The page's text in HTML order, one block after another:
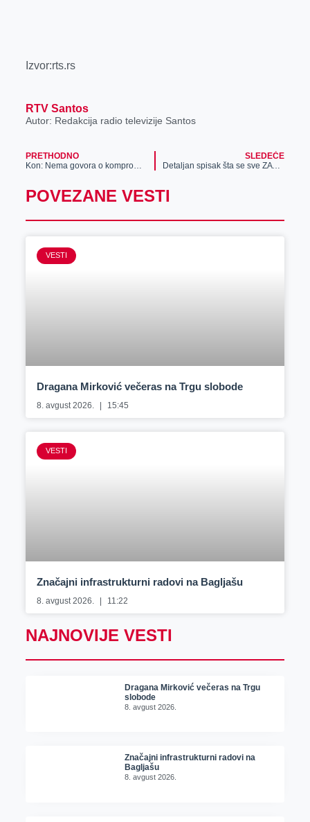
Izvor:rts.rs
RTV Santos
Autor: Redakcija radio televizije Santos
PRETHODNO
Kon: Nema govora o kompromisu, strože mere nemaju alternativu
SLEDEĆE
Detaljan spisak šta se sve ZATVARA OD VEČERAS pa do ponedeljka, a šta će moći da radi
POVEZANE VESTI
VESTI
Dragana Mirković večeras na Trgu slobode
8. avgust 2026. 15:45
VESTI
Značajni infrastrukturni radovi na Bagljašu
8. avgust 2026. 11:22
NAJNOVIJE VESTI
Dragana Mirković večeras na Trgu
slobode
8. avgust 2026.
Značajni infrastrukturni radovi na
Bagljašu
8. avgust 2026.